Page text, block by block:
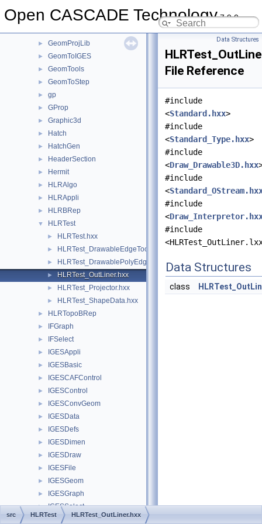
Open CASCADE Technology7.9.0
GeomLProp
► GeomProjLib
► GeomToIGES
► GeomTools
► GeomToStep
► gp
► GProp
► Graphic3d
► Hatch
► HatchGen
► HeaderSection
► Hermit
► HLRAlgo
► HLRAppli
► HLRBRep
▼ HLRTest
► HLRTest.hxx
► HLRTest_DrawableEdgeTool.hxx
► HLRTest_DrawablePolyEdgeTool.hxx
► HLRTest_OutLiner.hxx
► HLRTest_Projector.hxx
► HLRTest_ShapeData.hxx
► HLRTopoBRep
► IFGraph
► IFSelect
► IGESAppli
► IGESBasic
► IGESCAFControl
► IGESControl
► IGESConvGeom
► IGESData
► IGESDefs
► IGESDimen
► IGESDraw
► IGESFile
► IGESGeom
► IGESGraph
► IGESSelect
► IGESSolid
Data Structures
File Reference
#include
<Standard.hxx>
#include
<Standard_Type.hxx>
#include
<Draw_Drawable3D.hxx
#include
<
#include
<
#include
Data Structures
class
src HLRTest HLRTest_OutLiner.hxx